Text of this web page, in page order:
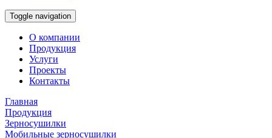
Toggle navigation
О компании
Продукция
Услуги
Проекты
Контакты
Главная
Продукция
Зерносушилки
Мобильные зерносушилки